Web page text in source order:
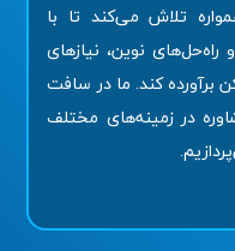
تلاش می‌کند تا با
راه‌حل‌های نوین، نیازهای
برآورده کند. ما در سافت
مشاوره در زمینه‌های مختلف